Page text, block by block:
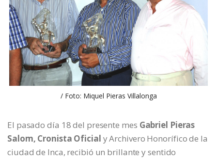
/ Foto: Miquel Pieras Villalonga
El pasado día 18 del presente mes Gabriel Pieras
Salom, Cronista Oficial y Archivero Honorífico de la
ciudad de Inca, recibió un brillante y sentido